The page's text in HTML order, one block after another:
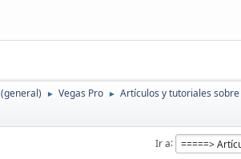
► Vegas Pro ► Artículos y tutoriales sobre
Ir a